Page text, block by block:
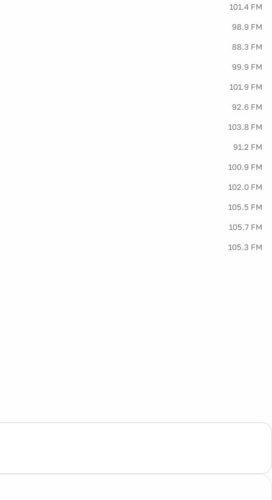
101.4 FM
98.9 FM
88.3 FM
99.9 FM
101.9 FM
92.6 FM
103.8 FM
91.2 FM
100.9 FM
102.0 FM
105.5 FM
105.7 FM
105.3 FM